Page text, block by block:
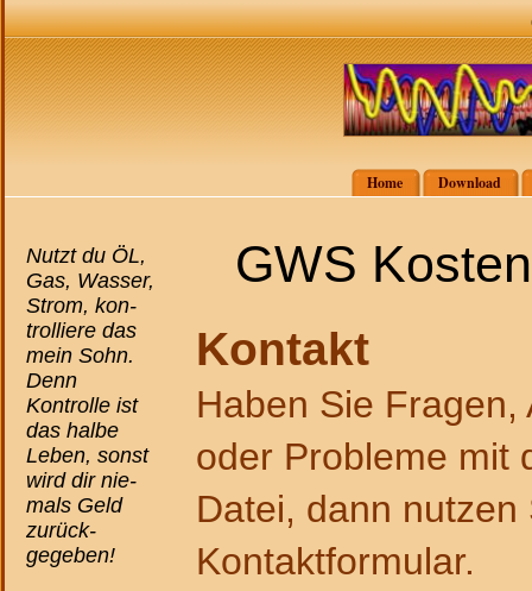
Home Download
Nutzt du ÖL,
Gas, Wasser,
Strom, kon-
trolliere das
mein Sohn.
Denn
Kontrolle ist
das halbe
Leben, sonst
wird dir nie-
mals Geld
zurück-
gegeben!
GWS
Kontakt
Haben Sie
oder Probleme mit
Datei, dann nutzen
Kontaktformular.